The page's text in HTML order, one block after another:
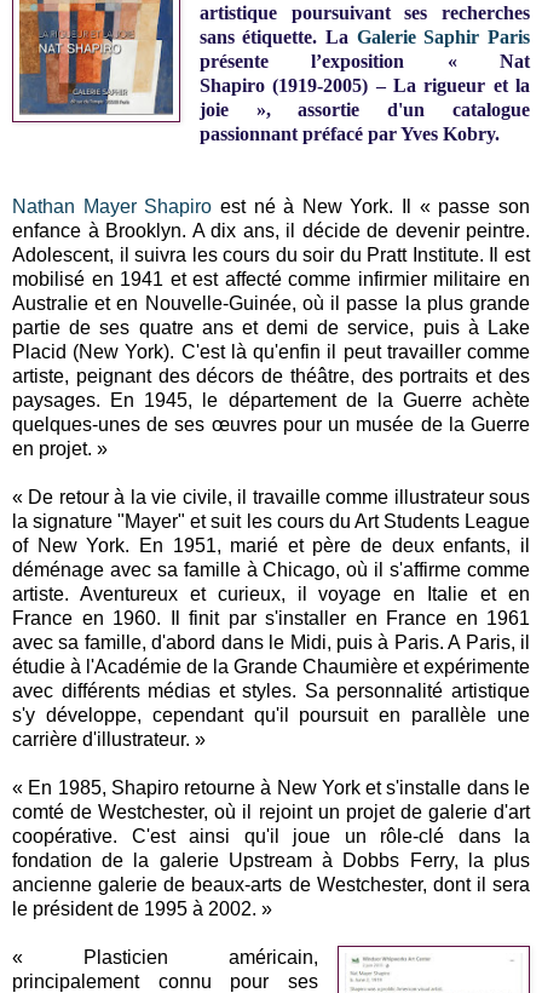
artistique poursuivant ses recherches
sans étiquette. La Galerie Saphir Paris
présente l’exposition « Nat
Shapiro (1919-2005) – La rigueur et la
joie », assortie d'un catalogue
passionnant préfacé par Yves Kobry.
Nathan Mayer Shapiro est né à New York. Il « passe son
enfance à Brooklyn. A dix ans, il décide de devenir peintre.
Adolescent, il suivra les cours du soir du Pratt Institute. Il est
mobilisé en 1941 et est affecté comme infirmier militaire en
Australie et en Nouvelle-Guinée, où il passe la plus grande
partie de ses quatre ans et demi de service, puis à Lake
Placid (New York). C'est là qu'enfin il peut travailler comme
artiste, peignant des décors de théâtre, des portraits et des
paysages. En 1945, le département de la Guerre achète
quelques-unes de ses œuvres pour un musée de la Guerre
en projet. »
« De retour à la vie civile, il travaille comme illustrateur sous
la signature "Mayer" et suit les cours du Art Students League
of New York. En 1951, marié et père de deux enfants, il
déménage avec sa famille à Chicago, où il s'affirme comme
artiste. Aventureux et curieux, il voyage en Italie et en
France en 1960. Il finit par s'installer en France en 1961
avec sa famille, d'abord dans le Midi, puis à Paris. A Paris, il
étudie à l'Académie de la Grande Chaumière et expérimente
avec différents médias et styles. Sa personnalité artistique
s'y développe, cependant qu'il poursuit en parallèle une
carrière d'illustrateur. »
« En 1985, Shapiro retourne à New York et s'installe dans le
comté de Westchester, où il rejoint un projet de galerie d'art
coopérative. C'est ainsi qu'il joue un rôle-clé dans la
fondation de la galerie Upstream à Dobbs Ferry, la plus
ancienne galerie de beaux-arts de Westchester, dont il sera
le président de 1995 à 2002. »
« Plasticien américain,
principalement connu pour ses